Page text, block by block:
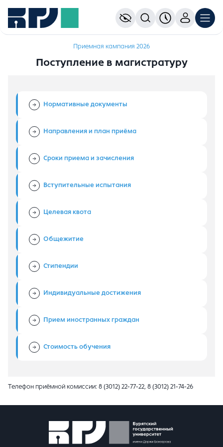
Приемная кампания 2026
Поступление в магистратуру
Нормативные документы
Направления и план приёма
Сроки приема и зачисления
Вступительные испытания
Целевая квота
Общежитие
Стипендии
Индивидуальные достижения
Прием иностранных граждан
Стоимость обучения
Телефон приёмной комиссии: 8 (3012) 22-77-22, 8 (3012) 21-74-26